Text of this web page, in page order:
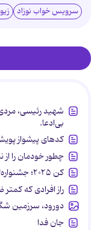
سرویس خواب نوزاد
شهید رئیسی،
بی‌ادعا.
کدهای پیشواز
چطور خودمان را از نظر ذهنی ۳۸
کن ۲۰۲۵؛ جشنواره‌ای علیه خانواده
راز افرادی که
دورود، سرزمین
جان فدا